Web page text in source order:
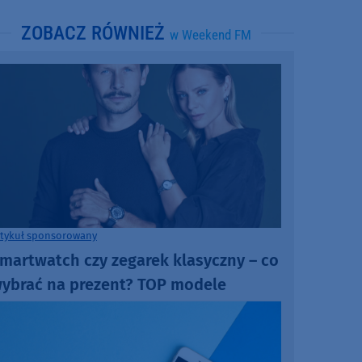
ZOBACZ RÓWNIEŻ w Weekend FM
sponsorowany
czy zegarek klasyczny – co
na prezent? TOP modele